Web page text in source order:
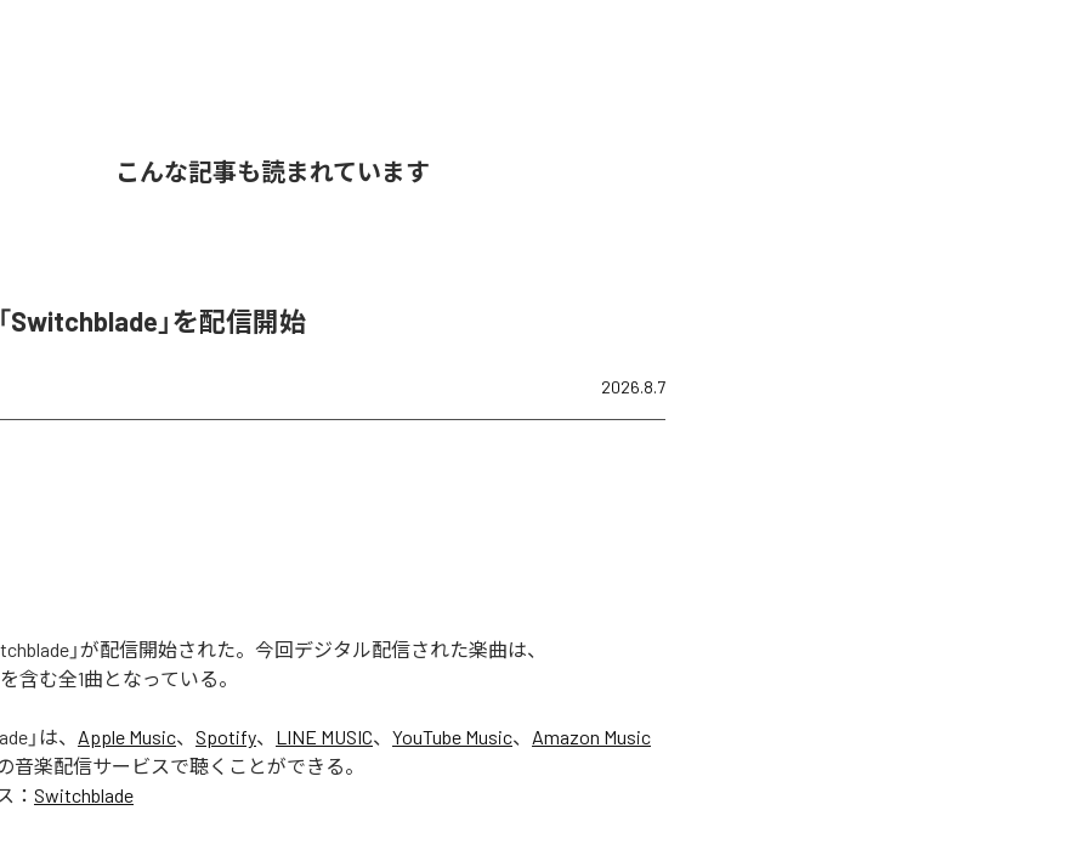
こんな記事も読まれています
Switchblade」を配信開始
2026.8.7
」が配信開始された。今回デジタル配信された楽曲は、
を含む全1曲となっている。
」は、 Apple Music、 Spotify、 LINE MUSIC、 YouTube Music、 Amazon Music
音楽配信サービスで聴くことができる。
： Switchblade